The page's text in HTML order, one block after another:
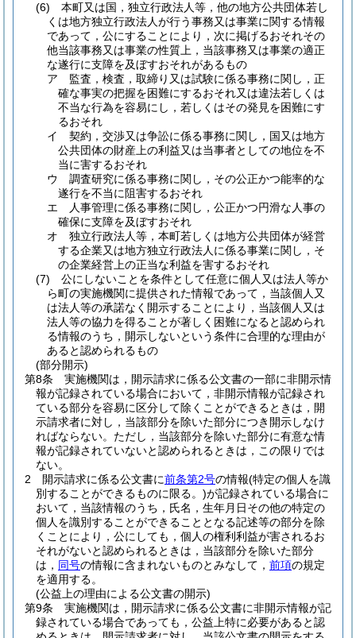
(6)
本町又は国，独立行政法人等，他の地方公共団体若し
くは地方独立行政法人が行う事務又は事業に関する情報
であって，公にすることにより，次に掲げるおそれその
他当該事務又は事業の性質上，当該事務又は事業の適正
な遂行に支障を及ぼすおそれがあるもの
ア
監査，検査，取締り又は試験に係る事務に関し，正
確な事実の把握を困難にするおそれ又は違法若しくは
不当な行為を容易にし，若しくはその発見を困難にす
るおそれ
イ
契約，交渉又は争訟に係る事務に関し，国又は地方
公共団体の財産上の利益又は当事者としての地位を不
当に害するおそれ
ウ
調査研究に係る事務に関し，その公正かつ能率的な
遂行を不当に阻害するおそれ
エ
人事管理に係る事務に関し，公正かつ円滑な人事の
確保に支障を及ぼすおそれ
オ
独立行政法人等，本町若しくは地方公共団体が経営
する企業又は地方独立行政法人に係る事業に関し，そ
の企業経営上の正当な利益を害するおそれ
(7)
公にしないことを条件として任意に個人又は法人等か
ら町の実施機関に提供された情報であって，当該個人又
は法人等の承諾なく開示することにより，当該個人又は
法人等の協力を得ることが著しく困難になると認められ
る情報のうち，開示しないという条件に合理的な理由が
あると認められるもの
(部分開示)
第8条
実施機関は，開示請求に係る公文書の一部に非開示情
報が記録されている場合において，非開示情報が記録され
ている部分を容易に区分して除くことができるときは，開
示請求者に対し，当該部分を除いた部分につき開示しなけ
ればならない。 ただし，当該部分を除いた部分に有意な情
報が記録されていないと認められるときは，この限りでは
ない。
2
開示請求に係る公文書に前条第2号の情報(特定の個人を識
別することができるものに限る。)が記録されている場合に
おいて，当該情報のうち，氏名，生年月日その他の特定の
個人を識別することができることとなる記述等の部分を除
くことにより，公にしても，個人の権利利益が害されるお
それがないと認められるときは，当該部分を除いた部分
は， 同号の情報に含まれないものとみなして， 前項の規定
を適用する。
(公益上の理由による公文書の開示)
第9条
実施機関は，開示請求に係る公文書に非開示情報が記
録されている場合であっても，公益上特に必要があると認